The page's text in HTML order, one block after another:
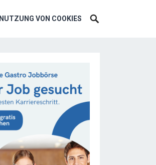
NUTZUNG VON COOKIES